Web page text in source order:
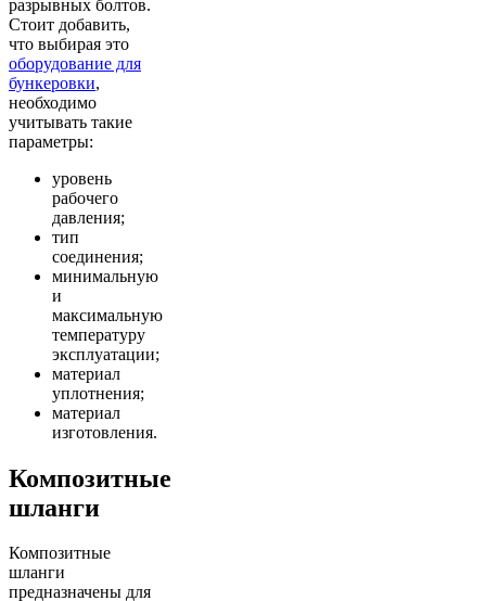
разрывных болтов.
Стоит добавить,
что выбирая это
оборудование для
бункеровки,
необходимо
учитывать такие
параметры:
уровень
рабочего
давления;
тип
соединения;
минимальную
и
максимальную
температуру
эксплуатации;
материал
уплотнения;
материал
изготовления.
Композитные
шланги
Композитные
шланги
предназначены для